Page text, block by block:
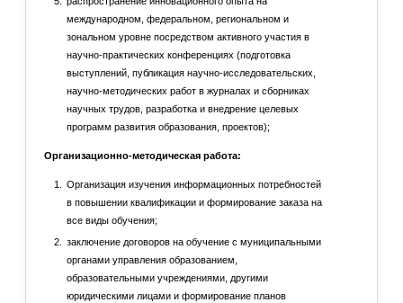
международном, федеральном, региональном и
зональном уровне посредством активного участия в
научно-практических конференциях (подготовка
выступлений, публикация научно-исследовательских,
научно-методических работ в журналах и сборниках
научных трудов, разработка и внедрение целевых
программ развития образования, проектов);
Организационно-методическая работа:
Организация изучения информационных потребностей
в повышении квалификации и формирование заказа на
все виды обучения;
заключение договоров на обучение с муниципальными
органами управления образованием,
образовательными учреждениями, другими
юридическими лицами и формирование планов